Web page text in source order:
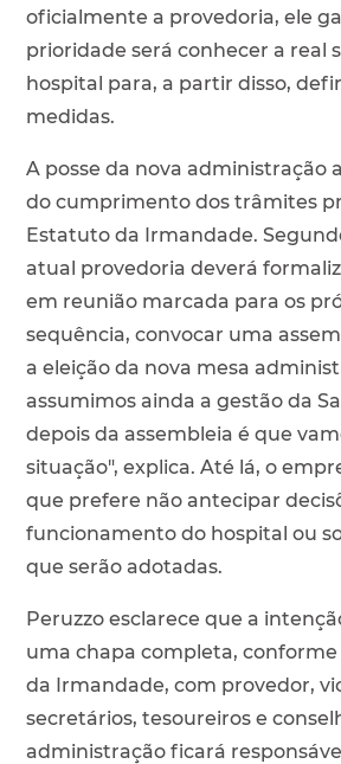
oficialmente a provedoria, ele
prioridade será conhecer a real
hospital para, a partir disso,
medidas.
A posse da nova administração
do cumprimento dos trâmites
Estatuto da Irmandade.
atual provedoria deverá
em reunião marcada para os
sequência, convocar uma
a eleição da nova mesa
assumimos ainda a gestão da
depois da assembleia é que
situação", explica. Até lá, o
que prefere não antecipar
funcionamento do hospital ou
que serão adotadas.
Peruzzo esclarece que a
uma chapa completa,
da Irmandade, com provedor,
secretários, tesoureiros e
administração ficará